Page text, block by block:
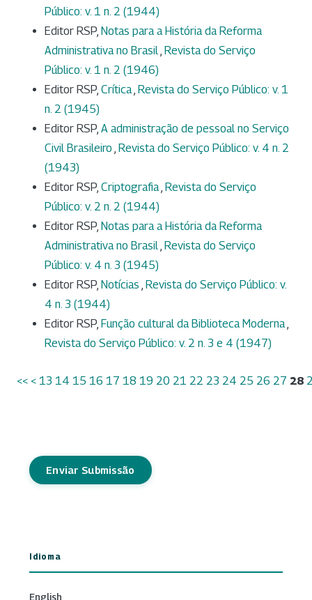
Público: v. 1 n. 2 (1944)
Editor RSP, Notas para a História da Reforma
Administrativa no Brasil, Revista do Serviço
Público: v. 1 n. 2 (1946)
Editor RSP, Crítica, Revista do Serviço Público: v. 1
n. 2 (1945)
Editor RSP, A administração de pessoal no Serviço
Civil Brasileiro , Revista do Serviço Público: v. 4 n. 2
(1943)
Editor RSP, Criptografia, Revista do Serviço
Público: v. 2 n. 2 (1944)
Editor RSP, Notas para a História da Reforma
Administrativa no Brasil, Revista do Serviço
Público: v. 4 n. 3 (1945)
Editor RSP, Notícias , Revista do Serviço Público: v.
4 n. 3 (1944)
Editor RSP, Função cultural da Biblioteca Moderna,
Revista do Serviço Público: v. 2 n. 3 e 4 (1947)
<< < 13 14 15 16 17 18 19 20 21 22 23 24 25 26 27 28
Enviar Submissão
Idioma
English